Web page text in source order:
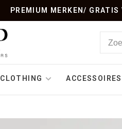
PREMIUM MERKEN/
CLOTHING ACCESSOIRES